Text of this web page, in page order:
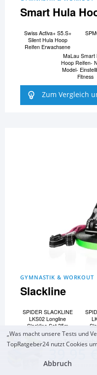
Zum Top
KOSTENLOSE
Smart Hula
Swiss Activa+ S5.S+
Silent Hula Hoop
Reifen Erwachsene
MaLau Smart
Hoop Reifen-
Model-
Fitness
Zum Vergleich
GYMNASTIK & WORKOUT
Slackline
SPIDER SLACKLINE
LKS02 Longline
Slackline Set 35m
Slack-Liners 6
Slackline-Set
25m
Zum Vergleich
„Was macht unsere Tests und
TopRatgeber24 nutzt Cookies
Abbruch